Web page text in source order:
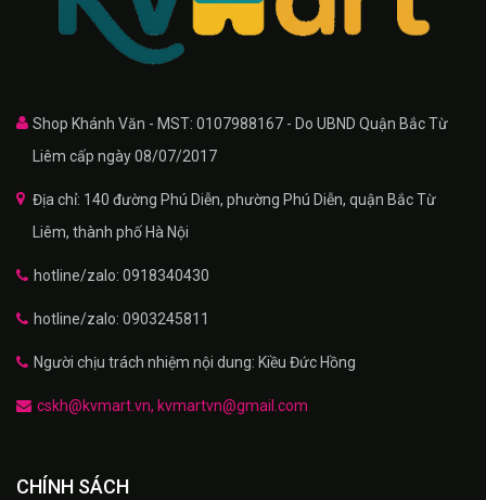
Shop Khánh Văn - MST: 0107988167 - Do UBND Quận Bắc Từ
Liêm cấp ngày 08/07/2017
Địa chỉ: 140 đường Phú Diễn, phường Phú Diễn, quận Bắc Từ
Liêm, thành phố Hà Nội
hotline/zalo: 0918340430
hotline/zalo: 0903245811
Người chịu trách nhiệm nội dung: Kiều Đức Hồng
cskh@kvmart.vn, kvmartvn@gmail.com
CHÍNH SÁCH